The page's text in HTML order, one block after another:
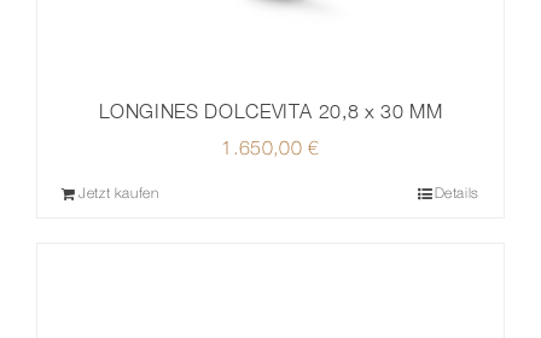
LONGINES DOLCEVITA 20,8 x 30 MM
1.650,00€
Jetzt kaufen Details